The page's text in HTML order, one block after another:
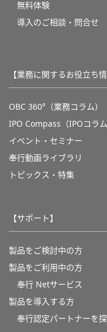
無料体験
導入のご相談・問合せ
【業務に関するお役立ち情
OBC 360°（業務コラム）
IPO Compass（IPOコラム
イベント・セミナー
奉行動画ライブラリ
トピックス・特集
【サポート】
製品をご検討中の方
製品をご利用中の方
奉行 Netサービス
製品を導入する方
奉行認定パートナーを